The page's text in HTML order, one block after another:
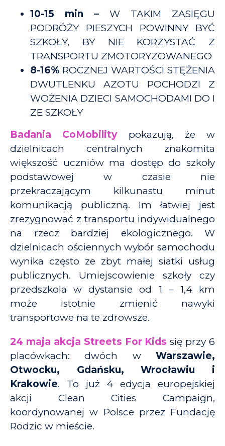
10-15 min – W TAKIM ZASIĘGU
PODRÓŻY PIESZYCH POWINNY BYĆ
SZKOŁY, BY NIE KORZYSTAĆ Z
TRANSPORTU ZMOTORYZOWANEGO
8-16% ROCZNEJ WARTOŚCI STĘŻENIA
DWUTLENKU AZOTU POCHODZI Z
WOŻENIA DZIECI SAMOCHODAMI DO I
ZE SZKOŁY
Badania CoMobilitypokazują, że w
dzielnicach centralnych znakomita
większość uczniów ma dostęp do szkoły
podstawowej w czasie nie
przekraczającym kilkunastu minut
komunikacją publiczną. Im łatwiej jest
zrezygnować z transportu indywidualnego
na rzecz bardziej ekologicznego. W
dzielnicach ościennych wybór samochodu
wynika często ze zbyt małej siatki usług
publicznych. Umiejscowienie szkoły czy
przedszkola w dystansie od 1 – 1,4 km
może istotnie zmienić nawyki
transportowe na te zdrowsze.
24 maja akcja Streets For Kids się przy 6
placówkach: dwóch w Warszawie,
Otwocku, Gdańsku, Wrocławiu i
Krakowie. To już 4 edycja europejskiej
akcji Clean Cities Campaign,
koordynowanej w Polsce przez Fundację
Rodzic w mieście.